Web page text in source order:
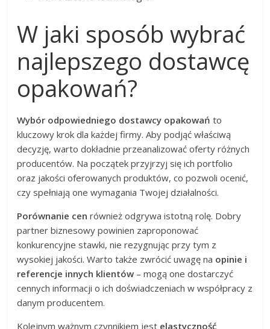
W jaki sposób wybrać
najlepszego dostawcę
opakowań?
Wybór odpowiedniego dostawcy opakowań to
kluczowy krok dla każdej firmy. Aby podjąć właściwą
decyzję, warto dokładnie przeanalizować oferty różnych
producentów. Na początek przyjrzyj się ich portfolio
oraz jakości oferowanych produktów, co pozwoli ocenić,
czy spełniają one wymagania Twojej działalności.
Porównanie cen również odgrywa istotną rolę. Dobry
partner biznesowy powinien zaproponować
konkurencyjne stawki, nie rezygnując przy tym z
wysokiej jakości. Warto także zwrócić uwagę na opinie i
referencje innych klientów – mogą one dostarczyć
cennych informacji o ich doświadczeniach w współpracy z
danym producentem.
Kolejnym ważnym czynnikiem jest elastyczność